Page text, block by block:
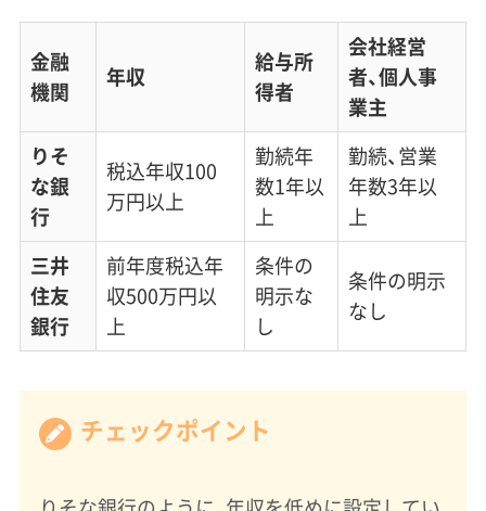
金融
機関
年収
給与所
得者
会社経営
者、個人事
業主
りそ
な銀
行
税込年収100
万円以上
勤続年
数1年以
上
勤続、営業
年数3年以
上
三井
住友
銀行
前年度税込年
収500万円以
上
条件の
明示な
し
条件の明示
なし
チェックポイント